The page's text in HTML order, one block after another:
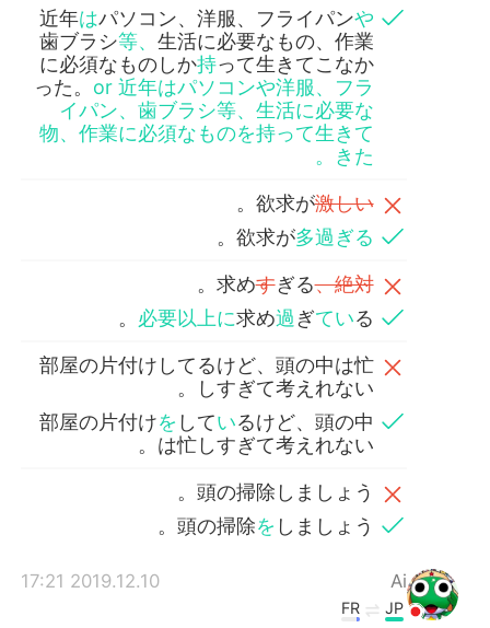
近年はパソコン、洋服、フライパンや
歯ブラシ等、 生活に必要なもの、作業
に必須なものしか持って生きてこなか
った。 or 近年はパソコンや洋服、フラ
イパン、歯ブラシ等、生活に必要な
物、作業に必須なものを持って生きて
きた。
欲求が激しい
。
欲求が多過ぎる
。
求めすぎる、絶対
。
必要以上に求め過 ぎている。
部屋の片付けしてるけど、頭の中は忙
しすぎて考えれない。
部屋の片付けを しているけど、頭の中
は忙しすぎて考えれない。
頭の掃除しましょう。
頭の掃除を しましょう。
Ai
2019.12.10 17:21
JP
FR